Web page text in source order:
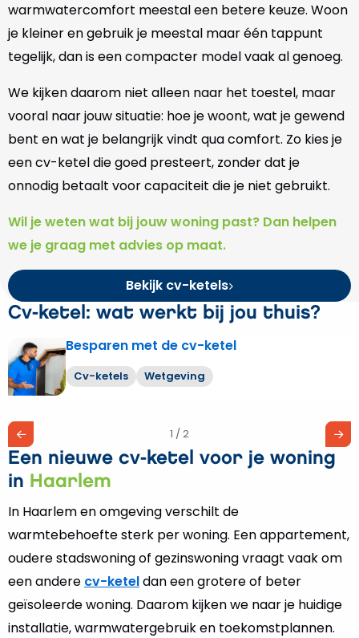
warmwatercomfort meestal een betere keuze. Woon
je kleiner en gebruik je meestal maar één tappunt
tegelijk, dan is een compacter model vaak al genoeg.
We kijken daarom niet alleen naar het toestel, maar
vooral naar jouw situatie: hoe je woont, wat je gewend
bent en wat je belangrijk vindt qua comfort. Zo kies je
een cv-ketel die goed presteert, zonder dat je
onnodig betaalt voor capaciteit die je niet gebruikt.
Wil je weten wat bij jouw woning past? Dan helpen
we je graag met advies op maat.
Bekijk cv-ketels
Cv-ketel: wat werkt bij jou thuis?
Besparen met de cv-ketel
Cv-ketels Wetgeving
Lees
meer
over
met
de
cv-
ketel
1 / 2
Een nieuwe cv-ketel voor je woning
in Haarlem
In Haarlem en omgeving verschilt de
warmtebehoefte sterk per woning. Een appartement,
oudere stadswoning of gezinswoning vraagt vaak om
een andere cv-keteldan een grotere of beter
geïsoleerde woning. Daarom kijken we naar je huidige
installatie, warmwatergebruik en toekomstplannen.